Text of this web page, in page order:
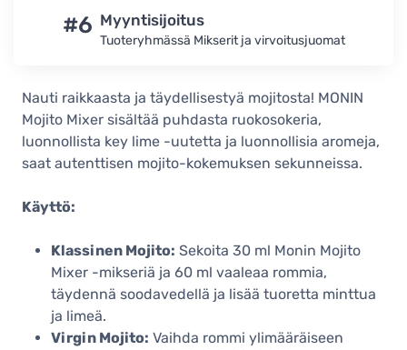
#6 Myyntisijoitus
Tuoteryhmässä Mikserit ja virvoitusjuomat
Nauti raikkaasta ja täydellisestyä mojitosta! MONIN
Mojito Mixer sisältää puhdasta ruokosokeria,
luonnollista key lime -uutetta ja luonnollisia aromeja,
saat autenttisen mojito-kokemuksen sekunneissa.
Käyttö:
Klassinen Mojito: Sekoita 30 ml Monin Mojito
Mixer -mikseriä ja 60 ml vaaleaa rommia,
täydennä soodavedellä ja lisää tuoretta minttua
ja limeä.
Virgin Mojito: Vaihda rommi ylimääräiseen